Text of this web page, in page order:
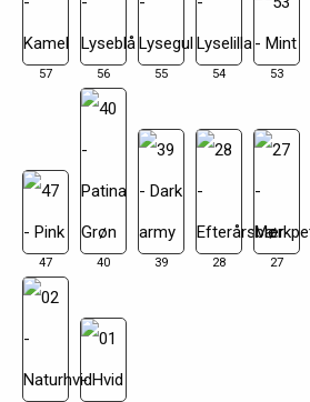
57 56 55 54 53
47 40 39 28 27